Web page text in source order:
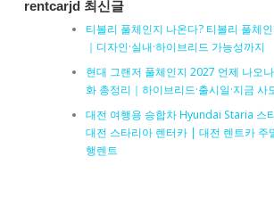
rentcarjd 최신글
티볼리 풀체인지 나온다? 티볼리 풀체
｜디자인·실내·하이브리드 가능성까지
현대 그랜저 풀체인지 2027 언제 나오
화 총정리｜하이브리드·출시일·지금 사
대전 여행용 승합차 Hyundai Staria 스
대전 스타리아 렌터카 | 대전 렌트카 주
행렌트